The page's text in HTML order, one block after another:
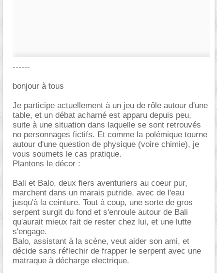
------
bonjour à tous
Je participe actuellement à un jeu de rôle autour d'une
table, et un débat acharné est apparu depuis peu,
suite à une situation dans laquelle se sont retrouvés
no personnages fictifs. Et comme la polémique tourne
autour d'une question de physique (voire chimie), je
vous soumets le cas pratique.
Plantons le décor :
Bali et Balo, deux fiers aventuriers au coeur pur,
marchent dans un marais putride, avec de l'eau
jusqu'à la ceinture. Tout à coup, une sorte de gros
serpent surgit du fond et s'enroule autour de Bali
qu'aurait mieux fait de rester chez lui, et une lutte
s'engage.
Balo, assistant à la scène, veut aider son ami, et
décide sans réflechir de frapper le serpent avec une
matraque à décharge electrique.